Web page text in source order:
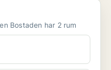
Lägenhet att hyra i Sandviken Bostaden har 2 rum